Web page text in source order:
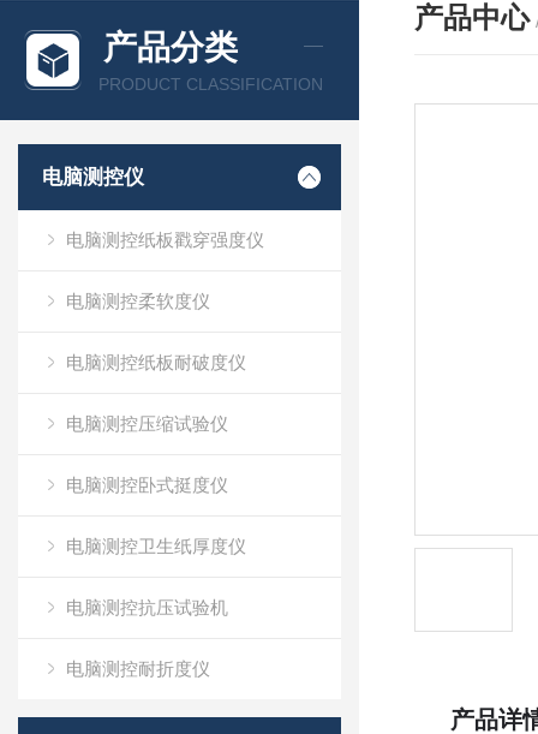
产品分类
PRODUCT CLASSIFICATION
电脑测控仪
电脑测控纸板戳穿强度仪
电脑测控柔软度仪
电脑测控纸板耐破度仪
电脑测控压缩试验仪
电脑测控卧式挺度仪
电脑测控卫生纸厚度仪
电脑测控抗压试验机
电脑测控耐折度仪
产品中心
产品详